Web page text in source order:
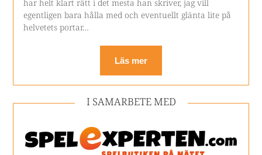
har helt klart rätt i det mesta han skriver, jag vill
egentligen bara hålla med och eventuellt glänta lite på
helvetets portar…
Läs mer
I SAMARBETE MED